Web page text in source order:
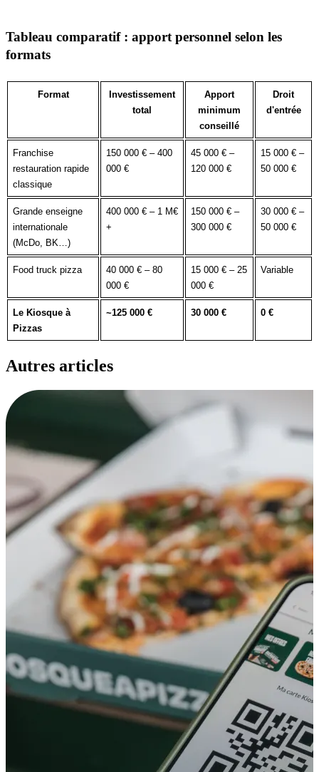
Tableau comparatif : apport personnel selon les
formats
Format
Investissement
total
Apport
minimum
conseillé
Droit
d'entrée
Franchise
restauration rapide
classique
150 000 € – 400
000 €
45 000 € –
120 000 €
15 000 € –
50 000 €
Grande enseigne
internationale
(McDo, BK…)
400 000 € – 1 M€
+
150 000 € –
300 000 €
30 000 € –
50 000 €
Food truck pizza
40 000 € – 80
000 €
15 000 € – 25
000 €
Variable
Le Kiosque à
Pizzas
~125 000 € 30 000 € 0 €
Autres articles